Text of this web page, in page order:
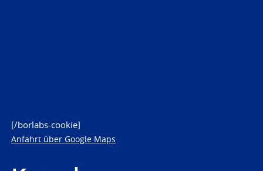
[/borlabs-cookie]
Anfahrt über Google Maps